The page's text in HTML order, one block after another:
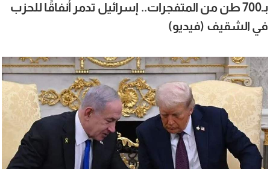
بـ700 طن من المتفجرات.. إسرائيل تدمر أنفاقًا للحزب
في الشقيف (فيديو)